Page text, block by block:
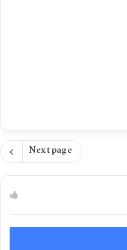
Next page